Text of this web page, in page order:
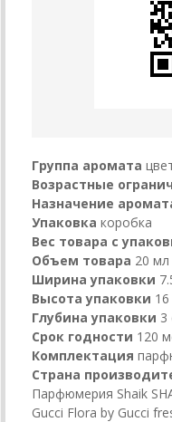
Группа аромата
Возрастные
Назначение
Упаковка коробка
Вес товара с
Объем товара 20 мл
Ширина упаковки
Высота упаковки
Глубина упаковки 3
Срок годности 120
Комплектация
Страна
Парфюмерия Shaik
Gucci Flora by Gucci